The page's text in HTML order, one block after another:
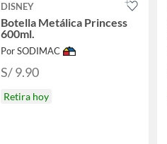
DISNEY
Botella Metálica Princess
600ml.
Por SODIMAC
S/ 9.90
Retira hoy